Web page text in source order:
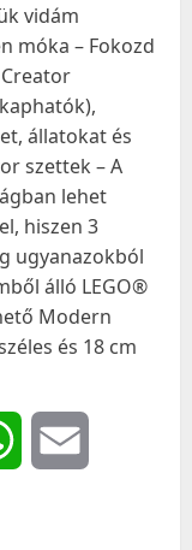
vidám
móka – Fokozd
állatokat és
szettek – A
lehet
hiszen 3
ugyanazokból
álló LEGO®
Modern
és 18 cm
WhatsApp